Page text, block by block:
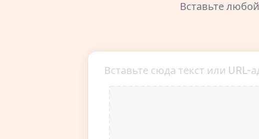
Вставьте
Вставьте сюда текст или URL-